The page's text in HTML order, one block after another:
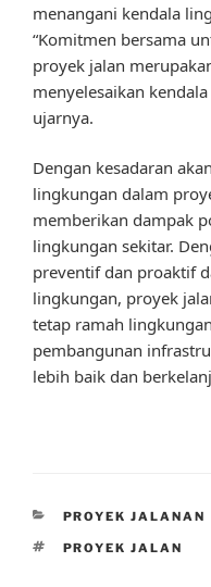
menangani kendala
“Komitmen bersama
proyek jalan
menyelesaikan
ujarnya.
Dengan kesadaran
lingkungan dalam
memberikan dampak
lingkungan sekitar.
preventif dan proaktif
lingkungan, proyek
tetap ramah
pembangunan
lebih baik dan
CATEGORIES
PROYEK JALANAN
TAGS
PROYEK JALAN